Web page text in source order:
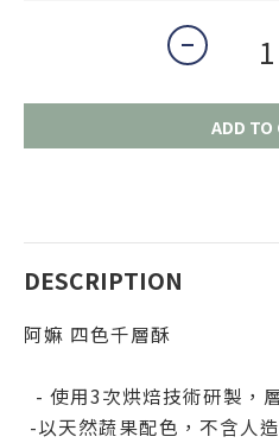
ADD TO
DESCRIPTION
阿嫲 四色千層酥
- 使用3次烘焙技術研製，
-以天然蔬果配色，不含人